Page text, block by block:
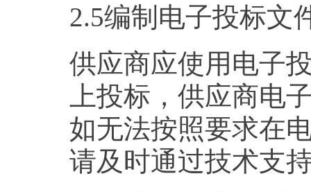
2.5编制电子投标文
供应商应使用电子
上投标，供应商电
如无法按照要求在
请及时通过技术支